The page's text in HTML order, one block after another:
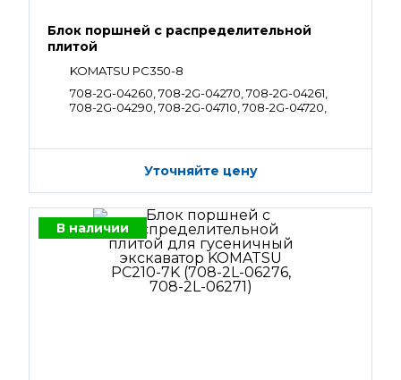
Блок поршней c распределительной
плитой
KOMATSU PC350-8
708-2G-04260, 708-2G-04270, 708-2G-04261,
708-2G-04290, 708-2G-04710, 708-2G-04720,
Уточняйте цену
В наличии